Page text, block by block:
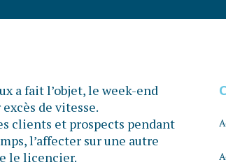
a fait l’objet, le week-end
de vitesse.
clients et prospects pendant
l’affecter sur une autre
le licencier.